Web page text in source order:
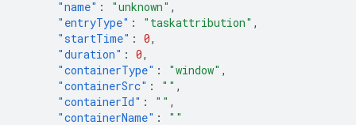
"name" : "unknown" ,
"entryType" : "taskattribution" ,
"startTime" : 0,
"duration" : 0,
"containerType" : "window" ,
"containerSrc" : "" ,
"containerId" : "" ,
"containerName" : ""